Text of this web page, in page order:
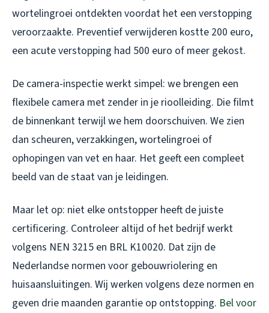
wortelingroei ontdekten voordat het een verstopping
veroorzaakte. Preventief verwijderen kostte 200 euro,
een acute verstopping had 500 euro of meer gekost.
De camera-inspectie werkt simpel: we brengen een
flexibele camera met zender in je rioolleiding. Die filmt
de binnenkant terwijl we hem doorschuiven. We zien
dan scheuren, verzakkingen, wortelingroei of
ophopingen van vet en haar. Het geeft een compleet
beeld van de staat van je leidingen.
Maar let op: niet elke ontstopper heeft de juiste
certificering. Controleer altijd of het bedrijf werkt
volgens NEN 3215 en BRL K10020. Dat zijn de
Nederlandse normen voor gebouwriolering en
huisaansluitingen. Wij werken volgens deze normen en
geven drie maanden garantie op ontstopping. Bel voor